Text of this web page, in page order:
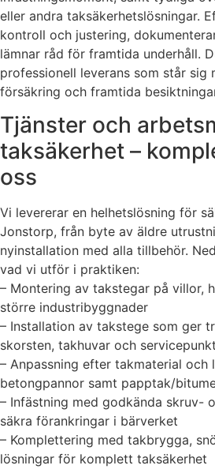
eller andra taksäkerhetslösningar.
kontroll och justering,
lämnar råd för framtida underhåll.
professionell leverans som står sig
försäkring och framtida
Tjänster och
taksäkerhet –
oss
Vi levererar en helhetslösning för
Jonstorp, från byte av äldre
nyinstallation med alla tillbehör.
vad vi utför i praktiken:
– Montering av takstegar på villor,
större industribyggnader
– Installation av takstege som ger
skorsten, takhuvar och
– Anpassning efter takmaterial och
betongpannor samt papptak/
– Infästning med godkända skruv-
säkra förankringar i bärverket
– Komplettering med takbrygga,
lösningar för komplett taksäkerhet